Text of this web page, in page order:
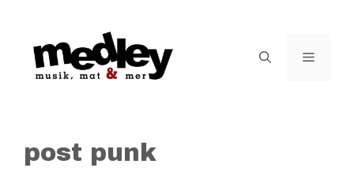
Meny
post punk